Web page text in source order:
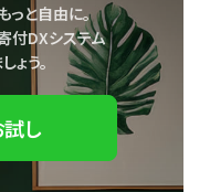
っと自由に。
付DXシステム
ょう。
し